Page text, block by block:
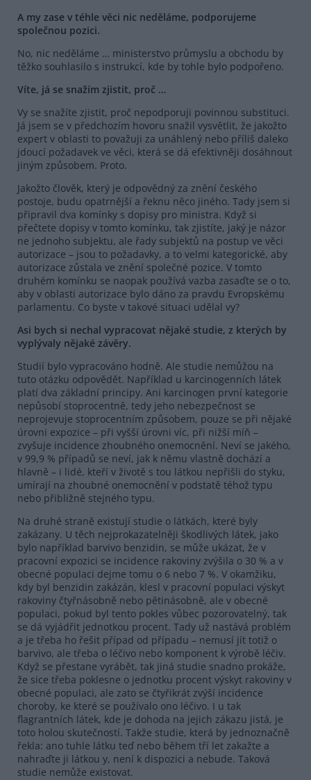
A my zase v téhle věci nic neděláme, podporujeme
společnou pozici.
No, nic neděláme … ministerstvo průmyslu a obchodu by
těžko souhlasilo s instrukcí, kde by tohle bylo podpořeno.
Víte, já se snažím zjistit, proč …
Vy se snažíte zjistit, proč nepodporuji povinnou substituci.
Já jsem se v předchozím hovoru snažil vysvětlit, že jakožto
expert v oblasti to považuji za unáhlený nebo příliš daleko
jdoucí požadavek ve věci, která se dá efektivněji dosáhnout
jiným způsobem. Proto.
Jakožto člověk, který je odpovědný za znění českého
postoje, budu opatrnější a řeknu něco jiného. Tady jsem si
připravil dva komínky s dopisy pro ministra. Když si
přečtete dopisy v tomto komínku, tak zjistíte, jaký je názor
ne jednoho subjektu, ale řady subjektů na postup ve věci
autorizace – jsou to požadavky, a to velmi kategorické, aby
autorizace zůstala ve znění společné pozice. V tomto
druhém komínku se naopak používá vazba zasaďte se o to,
aby v oblasti autorizace bylo dáno za pravdu Evropskému
parlamentu. Co byste v takové situaci udělal vy?
Asi bych si nechal vypracovat nějaké studie, z kterých by
vyplývaly nějaké závěry.
Studií bylo vypracováno hodně. Ale studie nemůžou na
tuto otázku odpovědět. Například u karcinogenních látek
platí dva základní principy. Ani karcinogen první kategorie
nepůsobí stoprocentně, tedy jeho nebezpečnost se
neprojevuje stoprocentním způsobem, pouze se při nějaké
úrovni expozice – při vyšší úrovni víc, při nižší míň –
zvyšuje incidence zhoubného onemocnění. Neví se jakého,
v 99,9 % případů se neví, jak k němu vlastně dochází a
hlavně – i lidé, kteří v životě s tou látkou nepřišli do styku,
umírají na zhoubné onemocnění v podstatě téhož typu
nebo přibližně stejného typu.
Na druhé straně existují studie o látkách, které byly
zakázany. U těch nejprokazatelněji škodlivých látek, jako
bylo například barvivo benzidin, se může ukázat, že v
pracovní expozici se incidence rakoviny zvýšila o 30 % a v
obecné populaci dejme tomu o 6 nebo 7 %. V okamžiku,
kdy byl benzidin zakázán, klesl v pracovní populaci výskyt
rakoviny čtyřnásobně nebo pětinásobně, ale v obecné
populaci, pokud byl tento pokles vůbec pozorovatelný, tak
se dá vyjádřit jednotkou procent. Tady už nastává problém
a je třeba ho řešit případ od případu – nemusí jít totiž o
barvivo, ale třeba o léčivo nebo komponent k výrobě léčiv.
Když se přestane vyrábět, tak jiná studie snadno prokáže,
že sice třeba poklesne o jednotku procent výskyt rakoviny v
obecné populaci, ale zato se čtyřikrát zvýší incidence
choroby, ke které se používalo ono léčivo. I u tak
flagrantních látek, kde je dohoda na jejich zákazu jistá, je
toto holou skutečností. Takže studie, která by jednoznačně
řekla: ano tuhle látku teď nebo během tří let zakažte a
nahraďte ji látkou y, není k dispozici a nebude. Taková
studie nemůže existovat.